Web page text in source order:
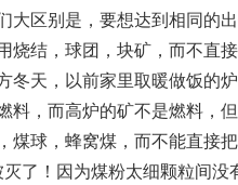
大区别是，要想达到相同的
烧结，球团，块矿，而不直
冬天，以前家里取暖做饭的
料，而高炉的矿不是燃料，但
煤球，蜂窝煤，而不能直接
了！因为煤粉太细颗粒间